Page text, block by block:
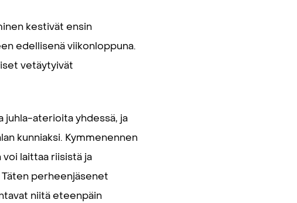
kestivät ensin
edellisenä viikonloppuna.
vetäytyivät
juhla-aterioita yhdessä, ja
kunniaksi. Kymmenennen
laittaa riisistä ja
perheenjäsenet
niitä eteenpäin